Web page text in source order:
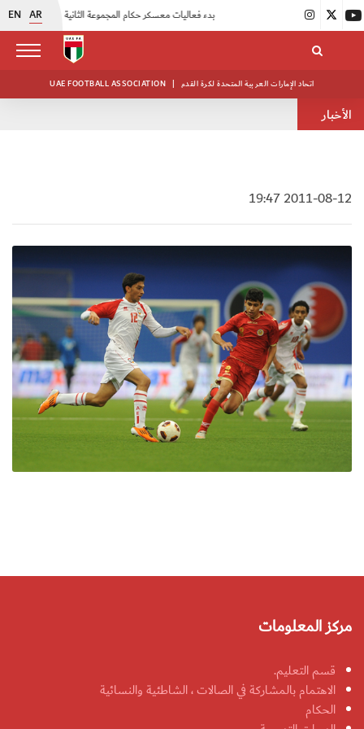
EN AR انطلاق منافسات بطولة النخبة لحرس الرئاسة |
UAE FOOTBALL ASSOCIATION | اتحاد الإمارات العربية المتحدة لكرة القدم
الأخبار
2011-08-12 19:47
مركز المعلومات
قسم التعليم.
الاهتمام بالمشاركة في الصالات ، الشاطئية والنسائية
الحكام